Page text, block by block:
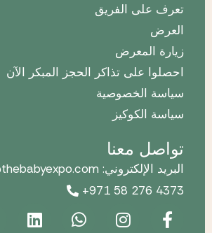
تعرف على الفريق
العرض
زيارة المعرض
احصلوا على تذاكر الحجز المبكر الآن
سياسة الخصوصية
سياسة الكوكيز
تواصل معنا
البريد الإلكتروني: info@thebabyexpo.com
+971 58 276 4373